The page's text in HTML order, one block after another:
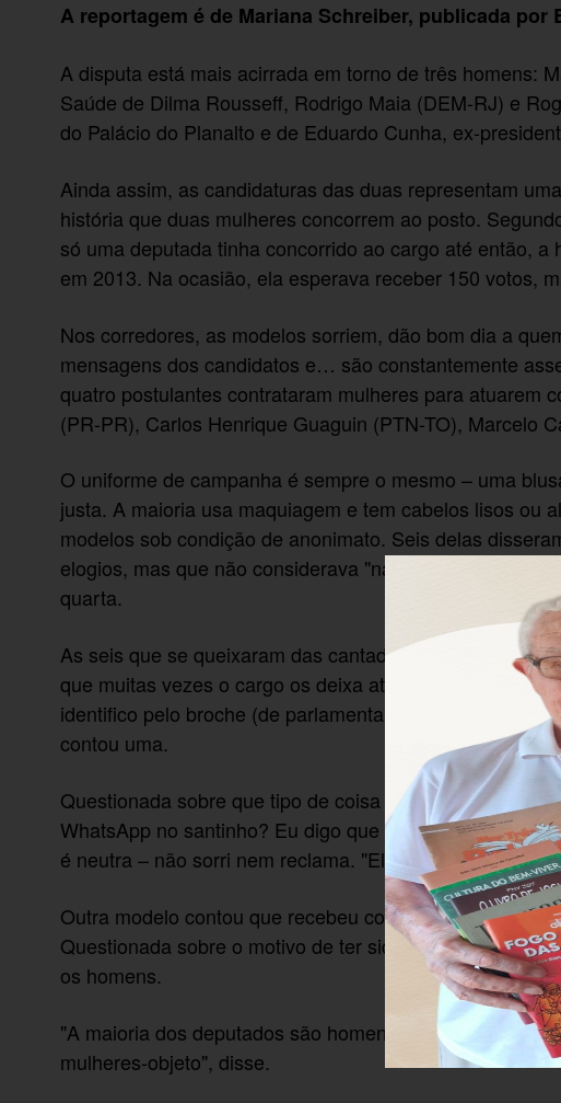
A reportagem é de Mariana Schreiber, publicada por
A disputa está mais acirrada em torno de três homens:
Saúde de Dilma Rousseff, Rodrigo Maia (DEM-RJ) e
do Palácio do Planalto e de Eduardo Cunha, ex-
Ainda assim, as candidaturas das duas representam
história que duas mulheres concorrem ao posto.
só uma deputada tinha concorrido ao cargo até então,
em 2013. Na ocasião, ela esperava receber 150 votos,
Nos corredores, as modelos sorriem, dão bom dia a
mensagens dos candidatos e… são constantemente
quatro postulantes contrataram mulheres para atuarem
(PR-PR), Carlos Henrique Guaguin (PTN-TO), Marcelo
O uniforme de campanha é sempre o mesmo – uma
justa. A maioria usa maquiagem e tem cabelos lisos ou
modelos sob condição de anonimato. Seis delas
elogios, mas que não considerava "nada demais", e a
quarta.
As seis que se queixaram das cantadas contaram que
que muitas vezes o cargo os deixa até mais abusados
identifico pelo broche (de parlamentar). Por serem
contou uma.
Questionada sobre que tipo de coisa costuma ouvir,
WhatsApp no santinho? Eu digo que não, aí eles nem
é neutra – não sorri nem reclama. "Eles deviam nos
Outra modelo contou que recebeu convites para almoço
Questionada sobre o motivo de ter sido contratada
os homens.
"A maioria dos deputados são homens. Então, as
mulheres-objeto", disse.